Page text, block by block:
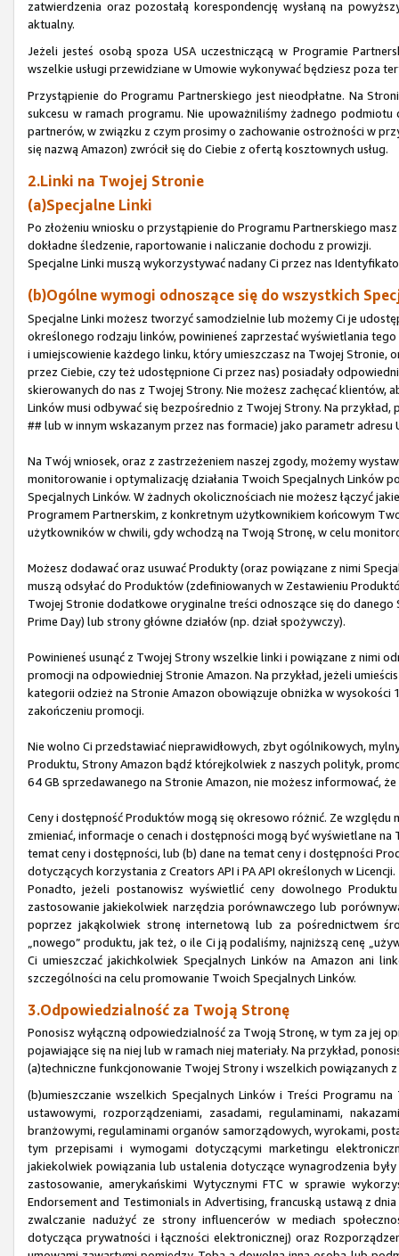
zatwierdzenia oraz pozostałą korespondencję wysłaną na
aktualny.
Jeżeli jesteś osobą spoza USA uczestniczącą w Programie
wszelkie usługi przewidziane w Umowie wykonywać będziesz poza
Przystąpienie do Programu Partnerskiego jest nieodpłatne. Na
sukcesu w ramach programu. Nie upoważniliśmy żadnego
partnerów, w związku z czym prosimy o zachowanie ostrożności w
się nazwą Amazon) zwrócił się do Ciebie z ofertą kosztownych usług.
2.Linki na Twojej Stronie
(a)Specjalne Linki
Po złożeniu wniosku o przystąpienie do Programu Partnerskiego
dokładne śledzenie, raportowanie i naliczanie dochodu z prowizji.
Specjalne Linki muszą wykorzystywać nadany Ci przez nas
(b)Ogólne wymogi odnoszące się do wszystkich
Specjalne Linki możesz tworzyć samodzielnie lub możemy Ci je
określonego rodzaju linków, powinieneś zaprzestać wyświetlania
i umiejscowienie każdego linku, który umieszczasz na Twojej Stronie,
przez Ciebie, czy też udostępnione Ci przez nas) posiadały
skierowanych do nas z Twojej Strony. Nie możesz zachęcać klientów,
Linków musi odbywać się bezpośrednio z Twojej Strony. Na
## lub w innym wskazanym przez nas formacie) jako parametr
Na Twój wniosek, oraz z zastrzeżeniem naszej zgody, możemy
monitorowanie i optymalizację działania Twoich Specjalnych Linków
Specjalnych Linków. W żadnych okolicznościach nie możesz łączyć
Programem Partnerskim, z konkretnym użytkownikiem końcowym
użytkowników w chwili, gdy wchodzą na Twoją Stronę, w celu
Możesz dodawać oraz usuwać Produkty (oraz powiązane z nimi
muszą odsyłać do Produktów (zdefiniowanych w Zestawieniu
Twojej Stronie dodatkowe oryginalne treści odnoszące się do
Prime Day) lub strony główne działów (np. dział spożywczy).
Powinieneś usunąć z Twojej Strony wszelkie linki i powiązane z nimi
promocji na odpowiedniej Stronie Amazon. Na przykład, jeżeli
kategorii odzież na Stronie Amazon obowiązuje obniżka w wysokości
zakończeniu promocji.
Nie wolno Ci przedstawiać nieprawidłowych, zbyt ogólnikowych,
Produktu, Strony Amazon bądź którejkolwiek z naszych polityk,
64 GB sprzedawanego na Stronie Amazon, nie możesz informować,
Ceny i dostępność Produktów mogą się okresowo różnić. Ze względu
zmieniać, informacje o cenach i dostępności mogą być wyświetlane
temat ceny i dostępności, lub (b) dane na temat ceny i dostępności
dotyczących korzystania z Creators API i PA API określonych w Licencji.
Ponadto, jeżeli postanowisz wyświetlić ceny dowolnego
zastosowanie jakiekolwiek narzędzia porównawczego lub
poprzez jakąkolwiek stronę internetową lub za pośrednictwem
„nowego” produktu, jak też, o ile Ci ją podaliśmy, najniższą cenę
Ci umieszczać jakichkolwiek Specjalnych Linków na Amazon ani
szczególności na celu promowanie Twoich Specjalnych Linków.
3.Odpowiedzialność za Twoją Stronę
Ponosisz wyłączną odpowiedzialność za Twoją Stronę, w tym za jej
pojawiające się na niej lub w ramach niej materiały. Na przykład,
(a)techniczne funkcjonowanie Twojej Strony i wszelkich powiązanych
(b)umieszczanie wszelkich Specjalnych Linków i Treści Programu
ustawowymi, rozporządzeniami, zasadami, regulaminami,
branżowymi, regulaminami organów samorządowych, wyrokami,
tym przepisami i wymogami dotyczącymi marketingu
jakiekolwiek powiązania lub ustalenia dotyczące wynagrodzenia
zastosowanie, amerykańskimi Wytycznymi FTC w sprawie
Endorsement and Testimonials in Advertising, francuską ustawą z
zwalczanie nadużyć ze strony influencerów w mediach
dotycząca prywatności i łączności elektronicznej) oraz